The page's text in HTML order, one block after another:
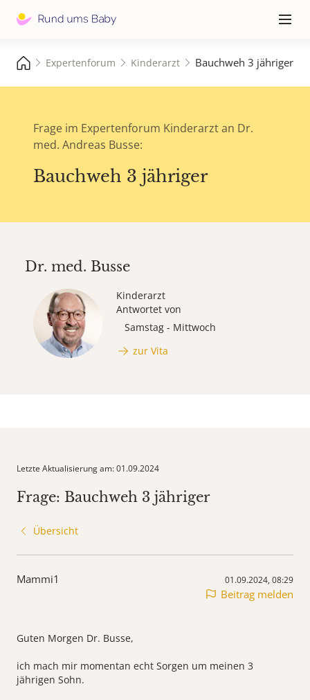
≡
Expertenforum Kinderarzt Bauchweh 3 jähriger
Frage im Expertenforum Kinderarzt an Dr.
med. Andreas Busse:
Bauchweh 3 jähriger
Dr. med. Busse
Kinderarzt
Antwortet von
Samstag - Mittwoch
zur Vita
Letzte Aktualisierung am: 01.09.2024
Frage: Bauchweh 3 jähriger
Übersicht
Mammi1 01.09.2024, 08:29
Beitrag melden
Guten Morgen Dr. Busse,
ich mach mir momentan echt Sorgen um meinen 3
jährigen Sohn.